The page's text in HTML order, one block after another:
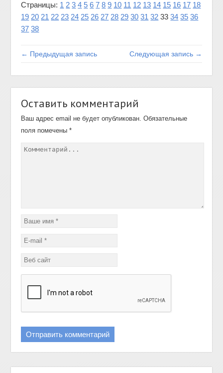
Страницы: 1 2 3 4 5 6 7 8 9 10 11 12 13 14 15 16 17 18
19 20 21 22 23 24 25 26 27 28 29 30 31 32 33 34 35 36
37 38
← Предыдущая запись Следующая запись →
Оставить комментарий
Ваш адрес email не будет опубликован. Обязательные
поля помечены*